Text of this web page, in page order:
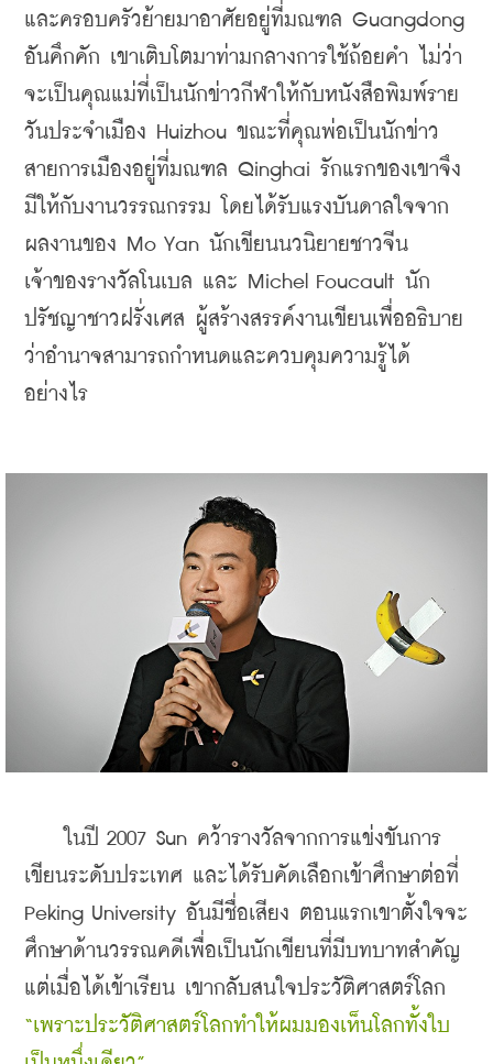
และครอบครัวย้ายมาอาศัยอยู่ที่มณฑล Guangdong
อันคึกคัก เขาเติบโตมาท่ามกลางการใช้ถ้อยคำ ไม่ว่า
จะเป็นคุณแม่ที่เป็นนักข่าวกีฬาให้กับหนังสือพิมพ์ราย
วันประจำเมือง Huizhou ขณะที่คุณพ่อเป็นนักข่าว
สายการเมืองอยู่ที่มณฑล Qinghai รักแรกของเขาจึง
มีให้กับงานวรรณกรรม โดยได้รับแรงบันดาลใจจาก
ผลงานของ Mo Yan นักเขียนนวนิยายชาวจีน
เจ้าของรางวัลโนเบล และ Michel Foucault นัก
ปรัชญาชาวฝรั่งเศส ผู้สร้างสรรค์งานเขียนเพื่ออธิบาย
ว่าอำนาจสามารถกำหนดและควบคุมความรู้ได้
อย่างไร
ในปี 2007 Sun คว้ารางวัลจากการแข่งขันการ
เขียนระดับประเทศ และได้รับคัดเลือกเข้าศึกษาต่อที่
Peking University อันมีชื่อเสียง ตอนแรกเขาตั้งใจจะ
ศึกษาด้านวรรณคดีเพื่อเป็นนักเขียนที่มีบทบาทสำคัญ
“เพราะประวัติศาสตร์โลกทำให้ผมมองเห็นโลกทั้งใบ